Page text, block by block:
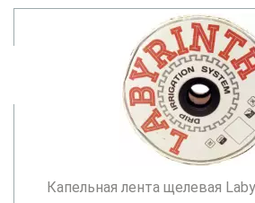
Капельная лента щелевая